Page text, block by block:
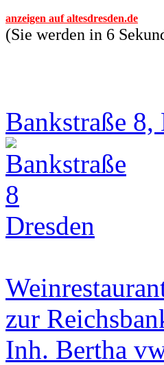
anzeigen auf altesdresden.de
(Sie werden in 6
Bankstraße 8,
zur
Inh. Bertha